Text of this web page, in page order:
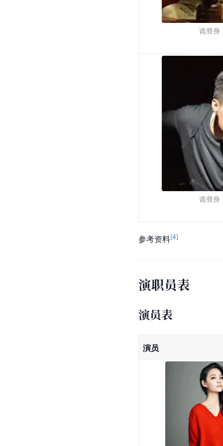
诡替身
诡替身
参考资料[4]
演职员表
演员表
演员